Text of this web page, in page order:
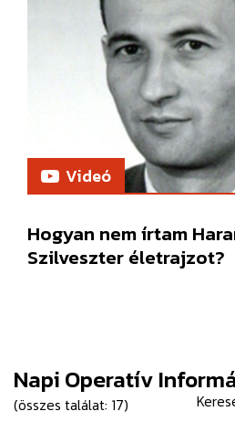
Videó
Hogyan nem írtam
Szilveszter életrajzot?
Napi Operatív
(összes találat: 17)